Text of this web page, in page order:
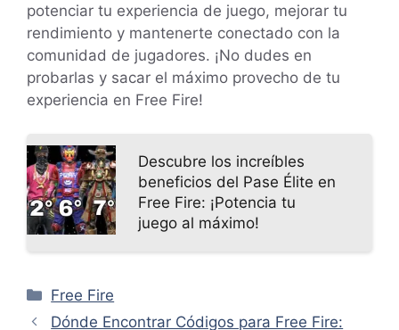
potenciar tu experiencia de juego, mejorar tu
rendimiento y mantenerte conectado con la
comunidad de jugadores. ¡No dudes en
probarlas y sacar el máximo provecho de tu
experiencia en Free Fire!
Descubre los increíbles
beneficios del Pase Élite en
Free Fire: ¡Potencia tu
juego al máximo!
Categorías
Free Fire
Dónde Encontrar Códigos para Free Fire: